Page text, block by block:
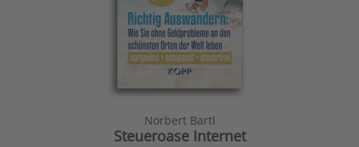
Norbert Bartl
Steueroase Internet